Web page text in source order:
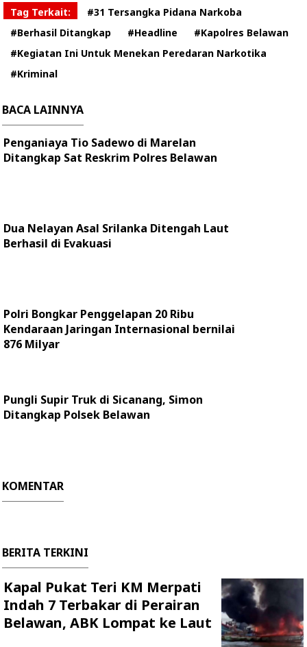
Tag Terkait:
#31 Tersangka Pidana Narkoba
#Berhasil Ditangkap
#Headline
#Kapolres Belawan
#Kegiatan Ini Untuk Menekan Peredaran Narkotika
#Kriminal
BACA LAINNYA
Penganiaya Tio Sadewo di Marelan
Ditangkap Sat Reskrim Polres Belawan
Dua Nelayan Asal Srilanka Ditengah Laut
Berhasil di Evakuasi
Polri Bongkar Penggelapan 20 Ribu
Kendaraan Jaringan Internasional bernilai
876 Milyar
Pungli Supir Truk di Sicanang, Simon
Ditangkap Polsek Belawan
KOMENTAR
BERITA TERKINI
Kapal Pukat Teri KM Merpati
Indah 7 Terbakar di Perairan
Belawan, ABK Lompat ke Laut